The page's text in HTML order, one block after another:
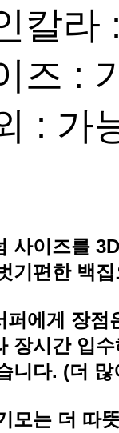
칼라
즈 :
: 가
사이즈를
기편한 백
퍼에게 장
장시간 입
니다. (더
모는 더 따